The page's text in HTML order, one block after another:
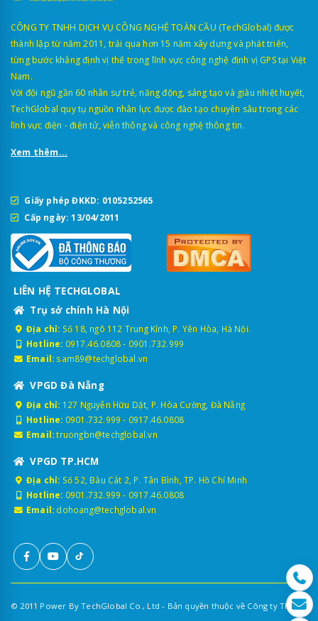
CÔNG TY TNHH DỊCH VỤ CÔNG NGHỆ TOÀN CẦU (TechGlobal) được
thành lập từ năm 2011, trải qua hơn 15 năm xây dựng và phát triển,
từng bước khẳng định vị thế trong lĩnh vực công nghệ định vị GPS tại Việt
Nam.
Với đội ngũ gần 60 nhân sự trẻ, năng động, sáng tạo và giàu nhiệt huyết,
TechGlobal quy tụ nguồn nhân lực được đào tạo chuyên sâu trong các
lĩnh vực điện - điện tử, viễn thông và công nghệ thông tin.
Xem thêm...
Giấy phép ĐKKD: 0105252565
Cấp ngày: 13/04/2011
LIÊN HỆ TECHGLOBAL
Trụ sở chính Hà Nội
Địa chỉ: Số 18, ngõ 112 Trung Kính, P. Yên Hòa, Hà Nội.
Hotline: 0917.46.0808- 0901.732.999
Email: sam89@techglobal.vn
VPGD Đà Nẵng
Địa chỉ: 127 Nguyễn Hữu Dật, P. Hòa Cường, Đà Nẵng
Hotline: 0901.732.999 - 0917.46.0808
Email: truongbn@techglobal.vn
VPGD TP.HCM
Địa chỉ: Số 52, Bàu Cát 2, P. Tân Bình, TP. Hồ Chí Minh
Hotline: 0901.732.999 - 0917.46.0808
Email: dohoang@techglobal.vn
© 2011 Power By TechGlobal Co., Ltd - Bản quyền thuộc về Công ty TNHH